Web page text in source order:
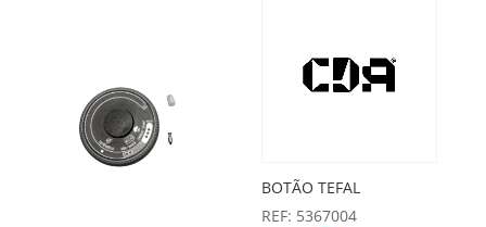
BOTÃO TEFAL
REF: 5367004